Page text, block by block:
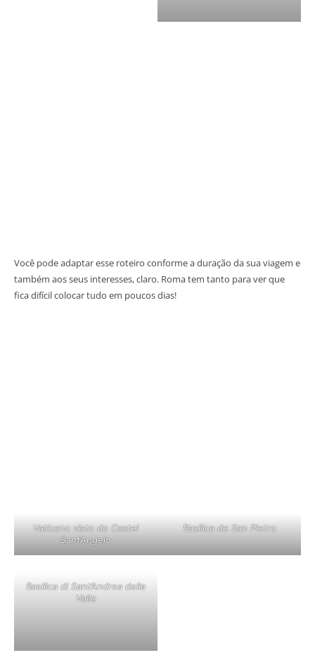
Você pode adaptar esse roteiro conforme a duração da sua viagem e
também aos seus interesses, claro. Roma tem tanto para ver que
fica difícil colocar tudo em poucos dias!
Vaticano visto do Castel
Sant’Angelo
Basílica de San Pietro
Basilica di Sant’Andrea della
Valle